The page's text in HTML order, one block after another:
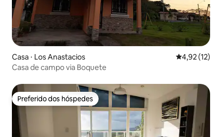
Casa ⋅ Los Anastacios 4,92 de uma
4,92 (12)
Casa de campo via Boquete
Preferido dos hóspedes
Preferido dos hóspedes